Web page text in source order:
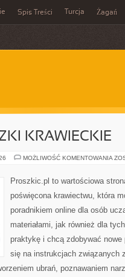
Spis Treści Turcja Żagań
KRAWIECKIE
MOŻLIWOŚĆ KOMENTOWANIA
Proszkic.pl to wartościowa
poświęcona krawiectwu, która
poradnikiem online dla osób
materiałami, jak również dla
praktykę i chcą zdobywać nowe
się na instrukcjach związanych
ubrań, poznawaniem